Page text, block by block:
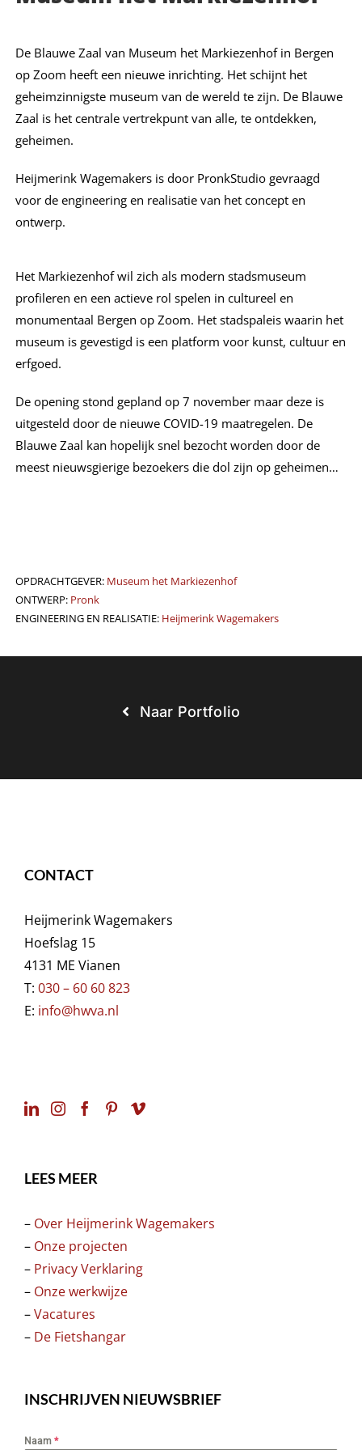
De Blauwe Zaal van Museum het Markiezenhof in Bergen
op Zoom heeft een nieuwe inrichting. Het schijnt het
geheimzinnigste museum van de wereld te zijn. De Blauwe
Zaal is het centrale vertrekpunt van alle, te ontdekken,
geheimen.
Heijmerink Wagemakers is door PronkStudio gevraagd
voor de engineering en realisatie van het concept en
ontwerp.
Het Markiezenhof wil zich als modern stadsmuseum
profileren en een actieve rol spelen in cultureel en
monumentaal Bergen op Zoom. Het stadspaleis waarin het
museum is gevestigd is een platform voor kunst, cultuur en
erfgoed.
De opening stond gepland op 7 november maar deze is
uitgesteld door de nieuwe COVID-19 maatregelen. De
Blauwe Zaal kan hopelijk snel bezocht worden door de
meest nieuwsgierige bezoekers die dol zijn op geheimen…
OPDRACHTGEVER: Museum het Markiezenhof
ONTWERP: Pronk
ENGINEERING EN REALISATIE: Heijmerink Wagemakers
Naar Portfolio
CONTACT
Heijmerink Wagemakers
Hoefslag 15
4131 ME Vianen
T: 030 – 60 60 823
E: info@hwva.nl
LEES MEER
– Over Heijmerink Wagemakers
– Onze projecten
– Privacy Verklaring
– Onze werkwijze
–Vacatures
– De Fietshangar
INSCHRIJVEN NIEUWSBRIEF
Naam *